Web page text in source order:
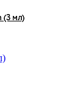
(3 мл)